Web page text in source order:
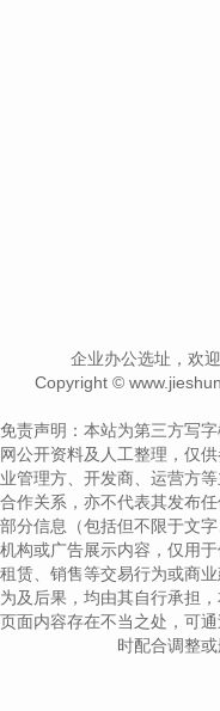
企业办公选址，欢
Copyright ©
免责声明：本站为第三方写
网公开资料及人工整理，仅
业管理方、开发商、运营方
合作关系，亦不代表其发布
部分信息（包括但不限于文
机构或广告展示内容，仅用
租赁、销售等交易行为或商
为及后果，均由其自行承担
页面内容存在不当之处，可
时配合调整